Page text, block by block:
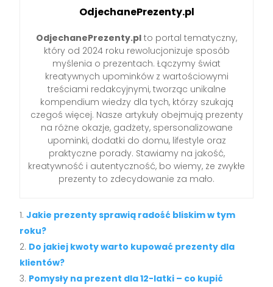
OdjechanePrezenty.pl
OdjechanePrezenty.pl to portal tematyczny,
który od 2024 roku rewolucjonizuje sposób
myślenia o prezentach. Łączymy świat
kreatywnych upominków z wartościowymi
treściami redakcyjnymi, tworząc unikalne
kompendium wiedzy dla tych, którzy szukają
czegoś więcej. Nasze artykuły obejmują prezenty
na różne okazje, gadżety, spersonalizowane
upominki, dodatki do domu, lifestyle oraz
praktyczne porady. Stawiamy na jakość,
kreatywność i autentyczność, bo wiemy, że zwykłe
prezenty to zdecydowanie za mało.
Jakie prezenty sprawią radość bliskim w tym
roku?
Do jakiej kwoty warto kupować prezenty dla
klientów?
Pomysły na prezent dla 12-latki – co kupić